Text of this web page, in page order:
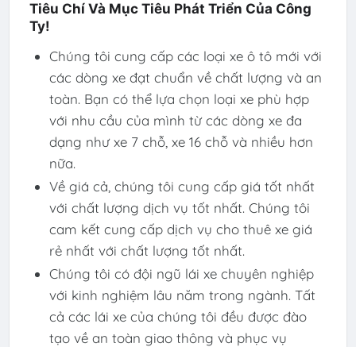
Tiêu Chí Và Mục Tiêu Phát Triển Của Công
Ty!
Chúng tôi cung cấp các loại xe ô tô mới với
các dòng xe đạt chuẩn về chất lượng và an
toàn. Bạn có thể lựa chọn loại xe phù hợp
với nhu cầu của mình từ các dòng xe đa
dạng như xe 7 chỗ, xe 16 chỗ và nhiều hơn
nữa.
Về giá cả, chúng tôi cung cấp giá tốt nhất
với chất lượng dịch vụ tốt nhất. Chúng tôi
cam kết cung cấp dịch vụ cho thuê xe giá
rẻ nhất với chất lượng tốt nhất.
Chúng tôi có đội ngũ lái xe chuyên nghiệp
với kinh nghiệm lâu năm trong ngành. Tất
cả các lái xe của chúng tôi đều được đào
tạo về an toàn giao thông và phục vụ